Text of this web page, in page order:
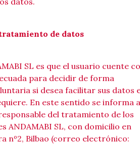
de datos
SL es que el usuario cuente
para decidir de forma
si desea facilitar sus datos
En este sentido se informa
del tratamiento de los
ANDAMABI SL, con domicilio en
nº2, Bilbao (correo electrónico: